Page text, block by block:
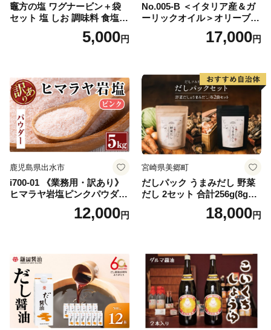
竈方の塩 ワグナービン＋袋
セット 塩 しお 調味料 食塩
天然 ミネラル 調味料 ソルト
salt 料理 味付 おにぎり 三重
5,000円
No.005-B ＜イタリア産＆ガ
ーリックオイル＞オリーブオ
イルセット(200ml×2本) 日置
市 特産品 調味料 油 エキスト
ブ】
17,000円
鹿児島県出水市
i700-01 《業務用・訳あり》
ヒマラヤ岩塩ピンクパウダー
タイプ(5kg) 岩塩 塩 調味料
しお 保存料不使用 天然 パウ
ティースマイル】
12,000円
宮崎県美郷町
だしパック うまみだし 野菜
だし 2セット 合計256g(8g×8
パック×2種×2セット) [岡田商
店 宮崎県 美郷町 31ac0069]
18,000円